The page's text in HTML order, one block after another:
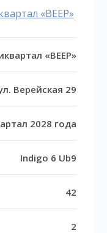
«ВЕЕР»
«ВЕЕР»
Верейская 29
2028 года
Indigo 6 Ub9
42
2